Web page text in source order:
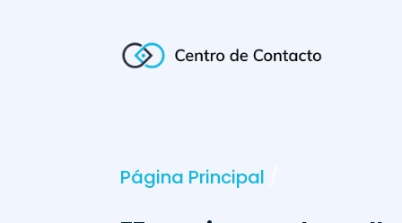
Página Principal